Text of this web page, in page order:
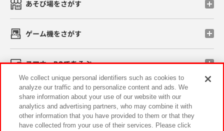
あそび場をさがす
ゲーム機をさがす
スマホ・PCであそぶ
イベント・キャンペーン
We collect unique personal identifiers such as cookies to
analyze our traffic and to personalize content and ads. We
share information about your use of our website with our
analytics and advertising partners, who may combine it with
other information that you have provided to them or that they
have collected from your use of their services. Please click